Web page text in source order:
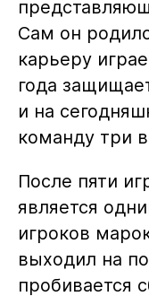
Сам он
карьеру
года
и на
команду три
После пяти
является
игроков
выходил на
пробивается